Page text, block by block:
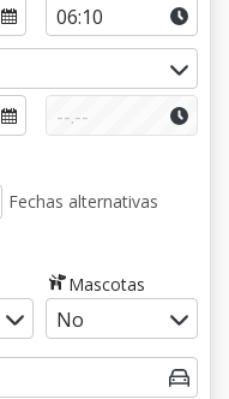
Fechas alternativas
Mascotas